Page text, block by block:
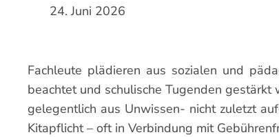
24. Juni 2026
Fachleute plädieren aus sozialen und
beachtet und schulische Tugenden
gelegentlich aus Unwissen- nicht zuletzt
Kitapflicht – oft in Verbindung mit